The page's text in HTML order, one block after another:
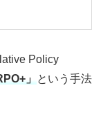
Policy
」 という手法